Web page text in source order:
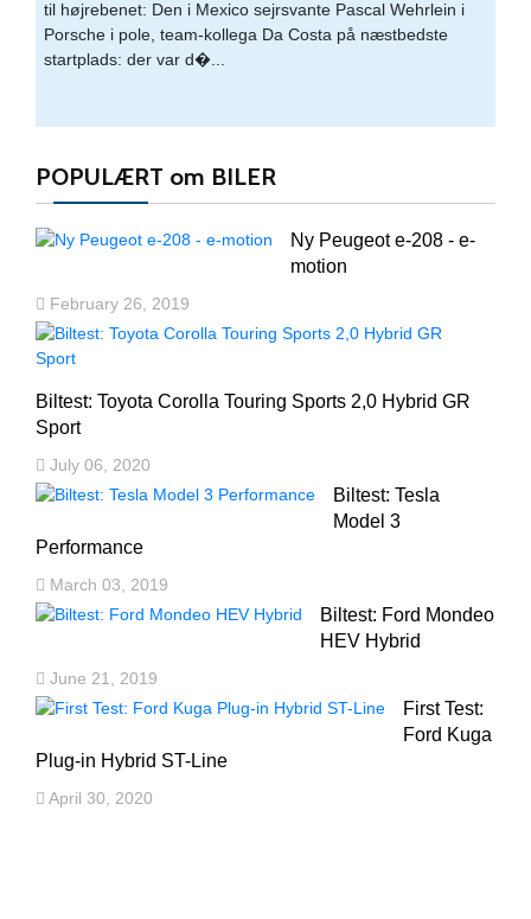
til højrebenet: Den i Mexico sejrsvante Pascal Wehrlein i
Porsche i pole, team-kollega Da Costa på næstbedste
startplads: der var d�...
POPULÆRT om BILER
Ny Peugeot e-208 - e-
motion
February 26, 2019
Biltest: Toyota Corolla Touring Sports 2,0 Hybrid GR
Sport
July 06, 2020
Biltest: Tesla
Model 3
Performance
March 03, 2019
Biltest: Ford Mondeo
HEV Hybrid
June 21, 2019
First Test:
Ford Kuga
Plug-in Hybrid ST-Line
April 30, 2020